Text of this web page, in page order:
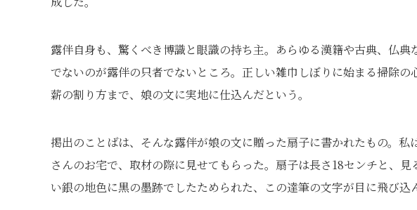
露伴自身も、驚くべき博識と眼識の持ち主。あらゆる漢籍や古典、仏
でないのが露伴の只者でないところ。正しい雑巾しぼりに始まる掃除
薪の割り方まで、娘の文に実地に仕込んだという。
掲出のことばは、そんな露伴が娘の文に贈った扇子に書かれたもの。
さんのお宅で、取材の際に見せてもらった。扇子は長さ18センチと、
い銀の地色に黒の墨跡でしたためられた、この達筆の文字が目に飛び込